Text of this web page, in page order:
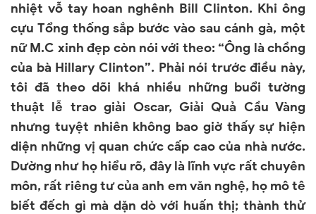
nhiệt vỗ tay hoan nghênh Bill Clinton. Khi ông
cựu Tổng thống sắp bước vào sau cánh gà, một
nữ M.C xinh đẹp còn nói với theo: “Ông là chồng
của bà Hillary Clinton”. Phải nói trước điều này,
tôi đã theo dõi khá nhiều những buổi tường
thuật lễ trao giải Oscar, Giải Quả Cầu Vàng
nhưng tuyệt nhiên không bao giờ thấy sự hiện
diện những vị quan chức cấp cao của nhà nước.
Dường như họ hiểu rõ, đây là lĩnh vực rất chuyên
môn, rất riêng tư của anh em văn nghệ, họ mô tê
biết đếch gì mà dặn dò với huấn thị; thành thử